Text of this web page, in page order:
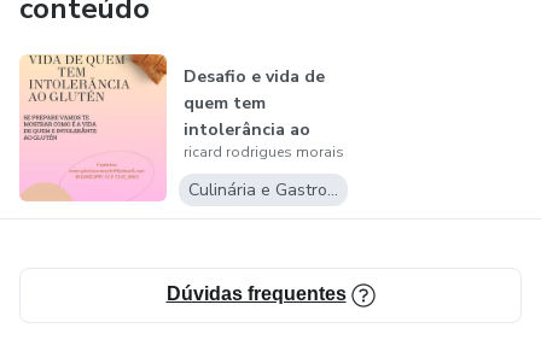
conteúdo
Desafio e vida de
quem tem
intolerância ao
glutén
ricard rodrigues morais
Culinária e Gastronomia
Dúvidas frequentes